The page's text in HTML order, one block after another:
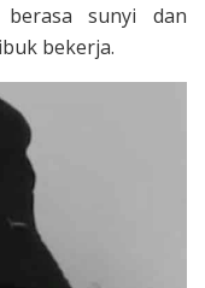
sunyi dan
bekerja.